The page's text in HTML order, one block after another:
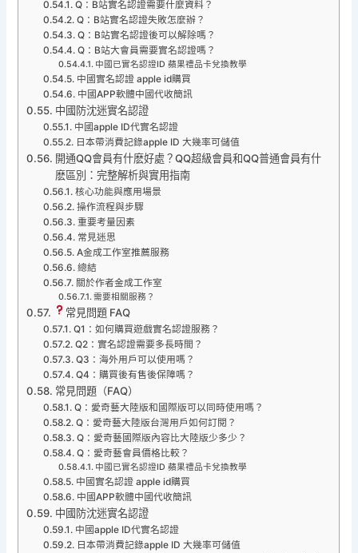
Q：B站實名認證需要什麼資料？
Q：B站實名認證失敗怎麼辦？
Q：B站實名認證後可以解除嗎？
Q：B站大會員需要實名認證嗎？
中國已實名認證ID 蘋果禮品卡兌換教學
中國實名認證 apple id購買
中國APP軟體中國代收簡訊
中國防沈迷實名認證
中國apple ID代實名認證
日本帶消費記錄apple ID 大幾率可儲值
開通QQ會員有什麽好處？QQ超級會員和QQ普通會員有什
麽區別：完整解析與實用指南
核心功能與應用場景
操作流程與步驟
重要考量因素
常見迷思
A金成工作室推薦服務
總結
關於作者金成工作室
需要相關服務？
常見問題 FAQ
Q1：如何購買遊戲實名認證服務？
Q2：實名認證需要多長時間？
Q3：海外用戶可以使用嗎？
Q4：購買後有售後保障嗎？
常見問題（FAQ）
Q：愛奇藝大陸版和國際版可以同時使用嗎？
Q：愛奇藝大陸版台灣用戶如何訂閱？
Q：愛奇藝國際版內容比大陸版少多少？
Q：愛奇藝會員價格比較？
中國已實名認證ID 蘋果禮品卡兌換教學
中國實名認證 apple id購買
中國APP軟體中國代收簡訊
中國防沈迷實名認證
中國apple ID代實名認證
日本帶消費記錄apple ID 大幾率可儲值